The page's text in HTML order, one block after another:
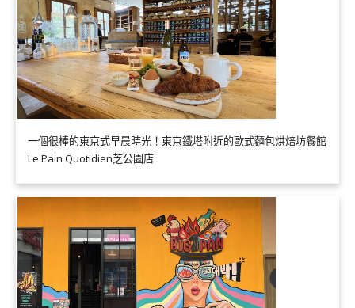
一個很棒的東京式早晨時光！東京鐵塔附近的歐式麵包烘焙坊餐館
Le Pain Quotidien芝公園店